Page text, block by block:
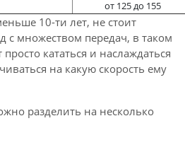
от 125 до 155
10-ти лет, не стоит
с множеством передач, в таком
кататься и наслаждаться
на какую скорость ему
разделить на несколько